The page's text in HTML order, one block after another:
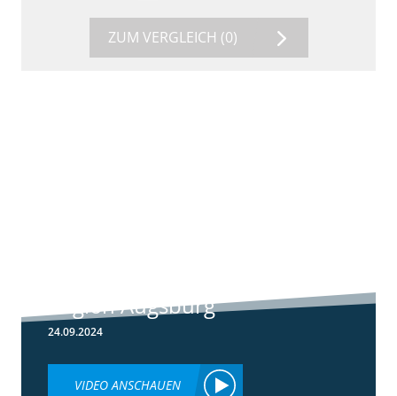
ZUM VERGLEICH (0)
Region Augsburg
24.09.2024
VIDEO ANSCHAUEN